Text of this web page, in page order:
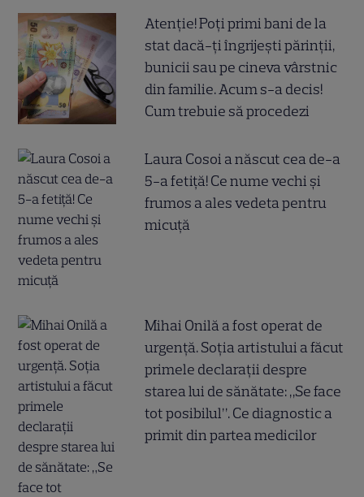
Atenție! Poți primi bani de la
stat dacă-ți îngrijești părinții,
bunicii sau pe cineva vârstnic
din familie. Acum s-a decis!
Cum trebuie să procedezi
Laura Cosoi a născut cea de-a
5-a fetiță! Ce nume vechi și
frumos a ales vedeta pentru
micuță
Mihai Onilă a fost operat de
urgență. Soția artistului a făcut
primele declarații despre
starea lui de sănătate: „Se face
tot posibilul”. Ce diagnostic a
primit din partea medicilor